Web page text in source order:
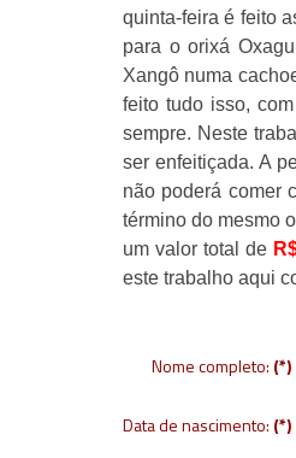
quinta-feira é feito
para o orixá
Xangô numa
feito tudo isso,
sempre. Neste
ser enfeitiçada. A
não poderá comer
término do mesmo
um valor total de
este trabalho aqui
Nome completo: (*)
Data de nascimento: (*)